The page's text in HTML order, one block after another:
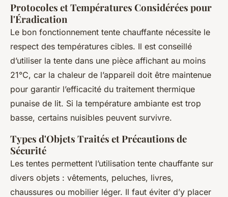
Protocoles et Températures Considérées pour
l'Éradication
Le bon fonctionnement tente chauffante nécessite le
respect des températures cibles. Il est conseillé
d’utiliser la tente dans une pièce affichant au moins
21°C, car la chaleur de l’appareil doit être maintenue
pour garantir l’efficacité du traitement thermique
punaise de lit. Si la température ambiante est trop
basse, certains nuisibles peuvent survivre.
Types d'Objets Traités et Précautions de
Sécurité
Les tentes permettent l’utilisation tente chauffante sur
divers objets : vêtements, peluches, livres,
chaussures ou mobilier léger. Il faut éviter d’y placer